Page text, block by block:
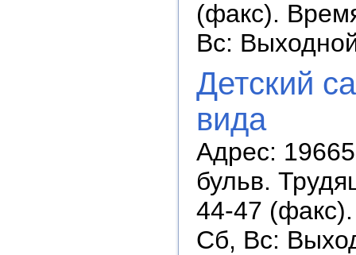
(факс).
Вс:
Детский
вида
Адрес:
бульв.
44-47
Сб, Вс: